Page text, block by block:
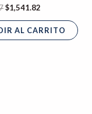
$1,541.82
AL CARRITO